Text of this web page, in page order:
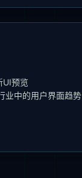
UI预览
中的用户界面趋